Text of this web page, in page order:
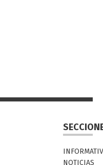
NOTICIAS